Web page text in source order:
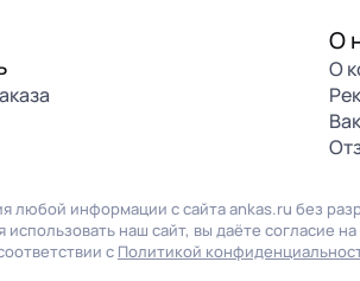
О
О
любой информации с сайта ankas.ru без
использовать наш сайт, вы даёте согласие
с Политикой